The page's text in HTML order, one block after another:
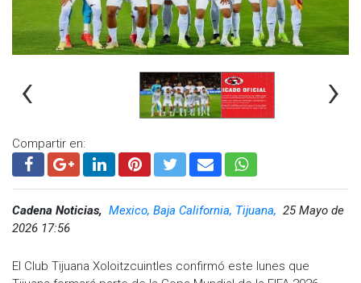
‹ ›
Compartir en:
Cadena Noticias, Mexico, Baja California, Tijuana, 25 Mayo de
2026 17:56
El Club Tijuana Xoloitzcuintles confirmó este lunes que